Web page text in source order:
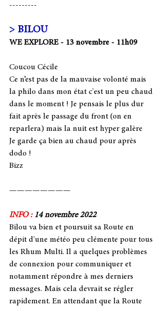
---------
> BILOU
WE EXPLORE - 13 novembre - 11h09
Coucou Cécile
Ce n’est pas de la mauvaise volonté mais
la philo dans mon état c'est un peu chaud
dans le moment ! Je pensais le plus dur
fait après le passage du front (on en
reparlera) mais la nuit est hyper galère
Je garde ça bien au chaud pour après
dodo !
Bizz
————————
INFO : 14 novembre 2022
Bilou va bien et poursuit sa Route en
dépit d'une météo peu clémente pour tous
les Rhum Multi. Il a quelques problèmes
de connexion pour communiquer et
notamment répondre à mes derniers
messages. Mais cela devrait se régler
rapidement. En attendant que la Route